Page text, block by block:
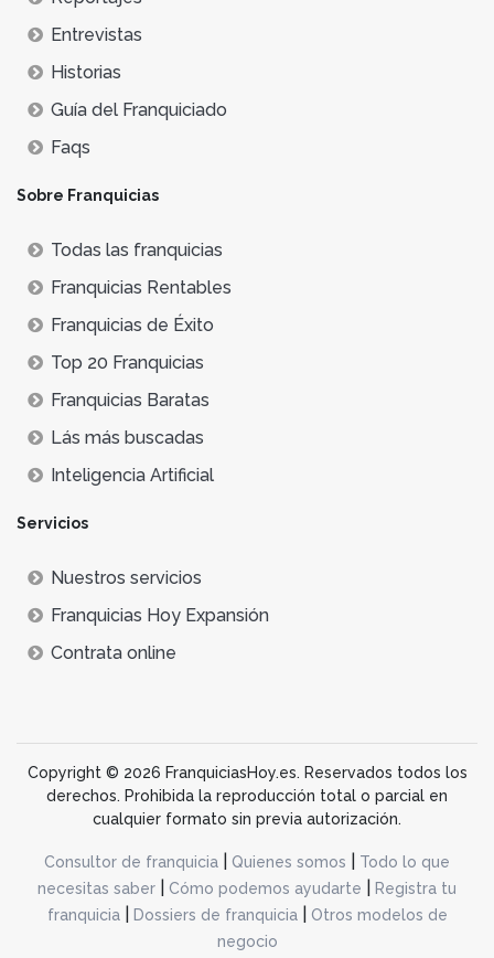
Entrevistas
Historias
Guía del Franquiciado
Faqs
Sobre Franquicias
Todas las franquicias
Franquicias Rentables
Franquicias de Éxito
Top 20 Franquicias
Franquicias Baratas
Lás más buscadas
Inteligencia Artificial
Servicios
Nuestros servicios
Franquicias Hoy Expansión
Contrata online
Copyright © 2026 FranquiciasHoy.es. Reservados todos los
derechos. Prohibida la reproducción total o parcial en
cualquier formato sin previa autorización.
Consultor de franquicia Quienes somos
Todo lo que
necesitas saber
Cómo podemos ayudarte
Registra tu
franquicia| Dossiers de franquicia|
Otros modelos de
negocio